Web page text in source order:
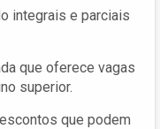
integrais e parciais
que oferece vagas
superior.
que podem